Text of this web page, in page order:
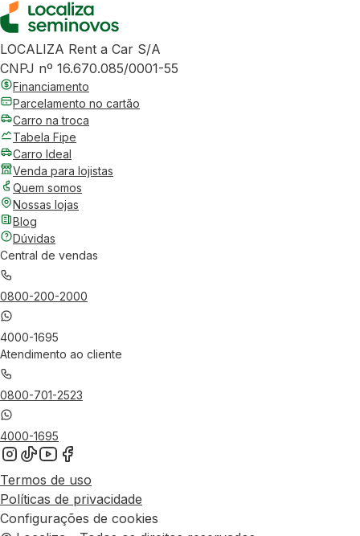
LOCALIZA Rent a Car S/A
CNPJ nº 16.670.085/0001-55
Financiamento
Parcelamento no cartão
Carro na troca
Tabela Fipe
Carro Ideal
Venda para lojistas
Quem somos
Nossas lojas
Blog
Dúvidas
Central de vendas
0800-200-2000
4000-1695
Atendimento ao cliente
0800-701-2523
4000-1695
Termos de uso
Políticas de privacidade
Configurações de cookies